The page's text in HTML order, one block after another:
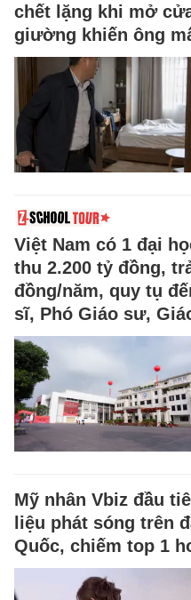
chết lặng khi mở
giường khiến ông
Việt Nam có 1 đại
thu 2.200 tỷ đồng,
đồng/năm, quy tụ
sĩ, Phó Giáo sư,
Mỹ nhân Vbiz đầu
liệu phát sóng trên
Quốc, chiếm top 1